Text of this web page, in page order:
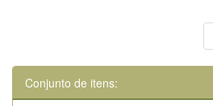
Conjunto de itens: